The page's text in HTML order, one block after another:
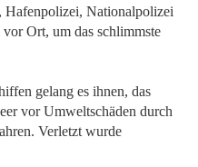
Hafenpolizei, Nationalpolizei
Ort, um das schlimmste
gelang es ihnen, das
vor Umweltschäden durch
Verletzt wurde